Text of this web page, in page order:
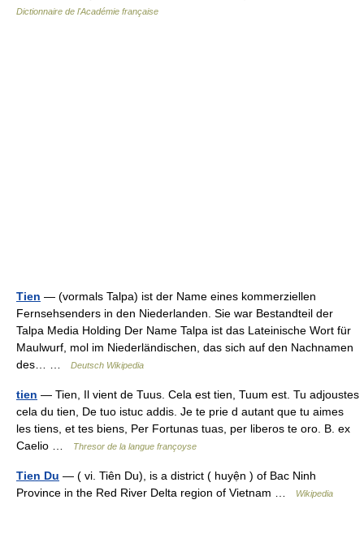
Dictionnaire de l'Académie française
Tien — (vormals Talpa) ist der Name eines kommerziellen
Fernsehsenders in den Niederlanden. Sie war Bestandteil der
Talpa Media Holding Der Name Talpa ist das Lateinische Wort für
Maulwurf, mol im Niederländischen, das sich auf den Nachnamen
des… …
Deutsch Wikipedia
tien — Tien, Il vient de Tuus. Cela est tien, Tuum est. Tu adjoustes
cela du tien, De tuo istuc addis. Je te prie d autant que tu aimes
les tiens, et tes biens, Per Fortunas tuas, per liberos te oro. B. ex
Caelio …
Thresor de la langue françoyse
Tien Du — ( vi. Tiên Du), is a district ( huyện ) of Bac Ninh
Province in the Red River Delta region of Vietnam …
Wikipedia